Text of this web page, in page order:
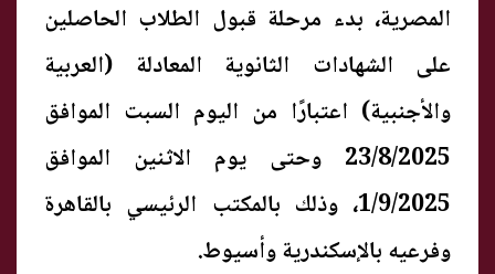
المصرية، بدء مرحلة قبول الطلاب الحاصلين
على الشهادات الثانوية المعادلة (العربية
والأجنبية) اعتبارًا من اليوم السبت الموافق
23/8/2025 وحتى يوم الاثنين الموافق
1/9/2025، وذلك بالمكتب الرئيسي بالقاهرة
وفرعيه بالإسكندرية وأسيوط.